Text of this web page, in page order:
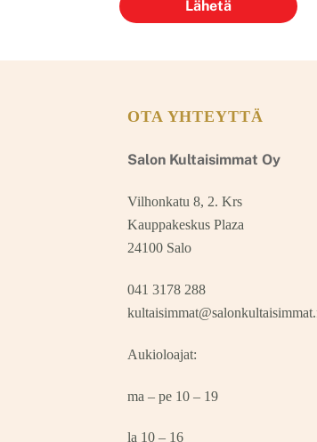
OTA YHTEYTTÄ
Salon Kultaisimmat Oy
Vilhonkatu 8, 2. Krs
Kauppakeskus Plaza
24100 Salo
041 3178 288
Aukioloajat:
ma – pe 10 – 19
la 10 – 16